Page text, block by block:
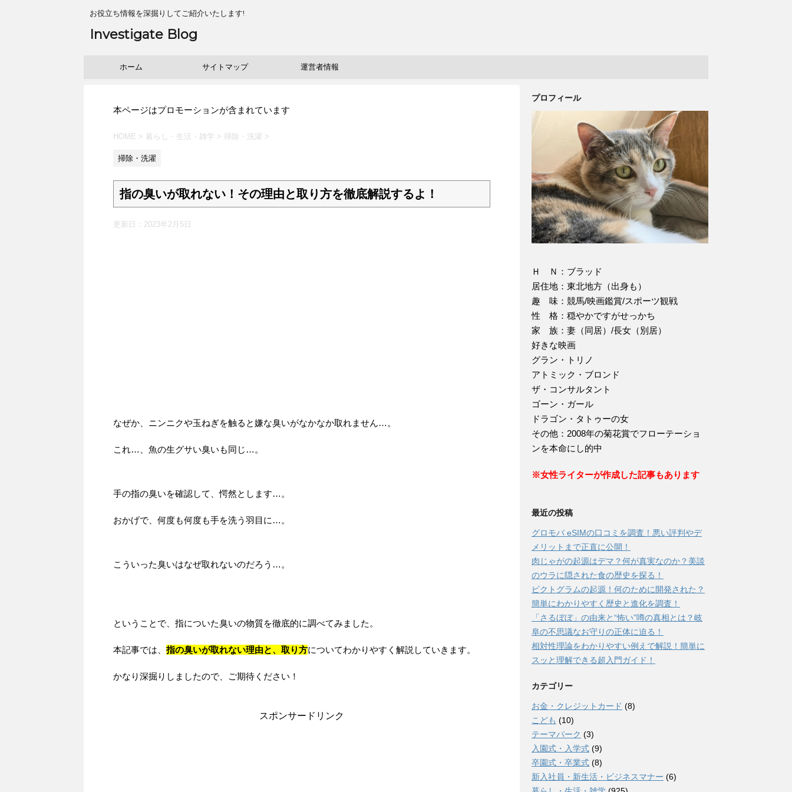
お役立ち情報を深掘りしてご紹介いたします!
Investigate Blog
ホーム サイトマップ 運営者情報
本ページはプロモーションが含まれています
HOME > 暮らし・生活・雑学 > 掃除・洗濯 >
掃除・洗濯
指の臭いが取れない！その理由と取り方を徹底解説するよ！
更新日： 2023年2月5日
なぜか、ニンニクや玉ねぎを触ると嫌な臭いがなかなか取れません…。
これ…、魚の生グサい臭いも同じ…。
手の指の臭いを確認して、愕然とします…。
おかげで、何度も何度も手を洗う羽目に…。
こういった臭いはなぜ取れないのだろう…。
ということで、指についた臭いの物質を徹底的に調べてみました。
本記事では、 指の臭いが取れない理由と、取り方についてわかりやすく解説していきます。
かなり深掘りしましたので、ご期待ください！
スポンサードリンク
プロフィール
Ｈ Ｎ：ブラッド
居住地：東北地方（出身も）
趣 味：競馬/映画鑑賞/スポーツ観戦
性 格：穏やかですがせっかち
家 族：妻（同居）/長女（別居）
好きな映画
グラン・トリノ
アトミック・ブロンド
ザ・コンサルタント
ゴーン・ガール
ドラゴン・タトゥーの女
その他：2008年の菊花賞でフローテーショ
ンを本命にし的中
※女性ライターが作成した記事もあります
最近の投稿
グロモバ eSIMの口コミを調査！悪い評判やデ
メリットまで正直に公開！
肉じゃがの起源はデマ？何が真実なのか？美談
のウラに隠された食の歴史を探る！
ピクトグラムの起源！何のために開発された？
簡単にわかりやすく歴史と進化を調査！
「さるぼぼ」の由来と“怖い”噂の真相とは？岐
阜の不思議なお守りの正体に迫る！
相対性理論をわかりやすい例えで解説！簡単に
スッと理解できる超入門ガイド！
カテゴリー
お金・クレジットカード (8)
こども (10)
テーマパーク (3)
入園式・入学式 (9)
卒園式・卒業式 (8)
新入社員・新生活・ビジネスマナー (6)